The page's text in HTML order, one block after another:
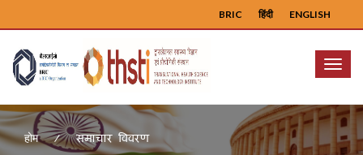
ENGLISH
हिंदी
BRIC
Menu
होम समाचार विवरण